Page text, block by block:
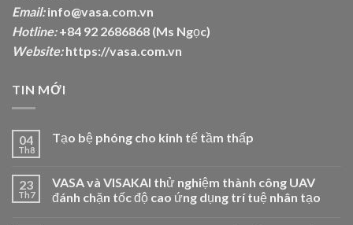
Email:info@vasa.com.vn
Hotline:+84 92 2686868 (Ms Ngọc)
Website: https://vasa.com.vn
TIN MỚI
04
Th8
Tạo bệ phóng cho kinh tế tầm thấp
23
Th7
VASA và VISAKAI thử nghiệm thành công UAV
đánh chặn tốc độ cao ứng dụng trí tuệ nhân tạo